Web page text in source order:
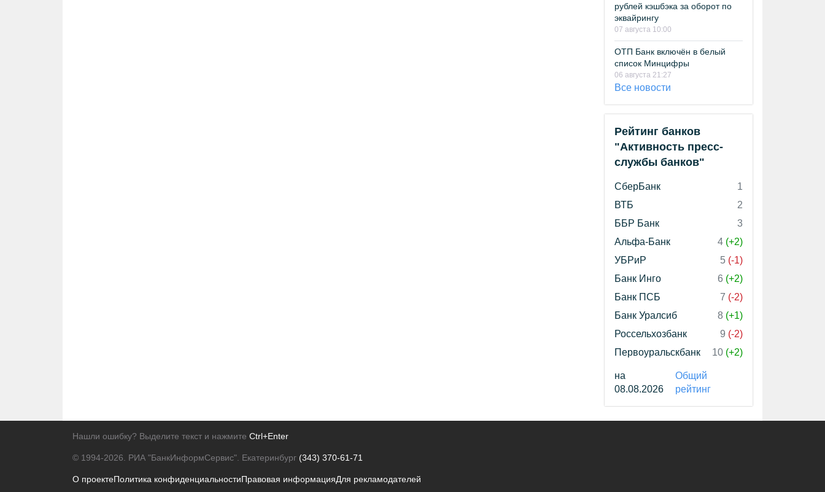
рублей кэшбэка за оборот по
эквайрингу
07 августа 10:00
ОТП Банк включён в белый
список Минцифры
06 августа 21:27
Все новости
Рейтинг банков
"Активность пресс-
службы банков"
СберБанк
1
ВТБ
2
ББР Банк
3
Альфа-Банк
4 (+2)
УБРиР
5 (-1)
Банк Инго
6 (+2)
Банк ПСБ
7 (-2)
Банк Уралсиб
8 (+1)
Россельхозбанк
9 (-2)
Первоуральскбанк
10 (+2)
на
08.08.2026
Общий
рейтинг
Нашли ошибку? Выделите текст и нажмите Ctrl+Enter
© 1994-2026. РИА "БанкИнформСервис". Екатеринбург (343) 370-61-71
О проектеПолитика конфиденциальностиПравовая информацияДля рекламодателей